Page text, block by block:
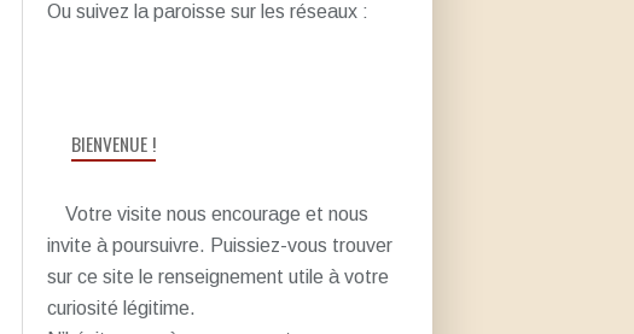
Ou suivez la paroisse sur les réseaux :
BIENVENUE !
Votre visite nous encourage et nous
invite à poursuivre. Puissiez-vous trouver
sur ce site le renseignement utile à votre
curiosité légitime.